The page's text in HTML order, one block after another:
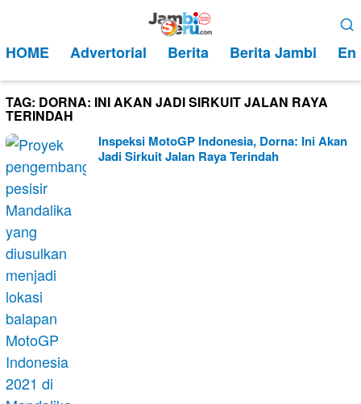
kontenMobile
HOME Advertorial Berita Berita Jambi
TAG: DORNA: INI AKAN JADI SIRKUIT JALAN RAYA
TERINDAH
Inspeksi MotoGP Indonesia, Dorna: Ini Akan
Jadi Sirkuit Jalan Raya Terindah